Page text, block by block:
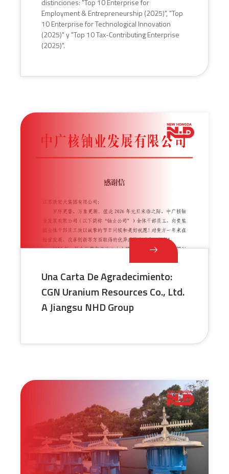
distinciones: "Top 10 Enterprise for
Employment & Entrepreneurship (2025)", "Top
10 Enterprise for Technological Innovation
(2025)" y "Top 10 Tax-Contributing Enterprise
(2025)".
Una Carta De Agradecimiento:
CGN Uranium Resources Co., Ltd.
A Jiangsu NHD Group